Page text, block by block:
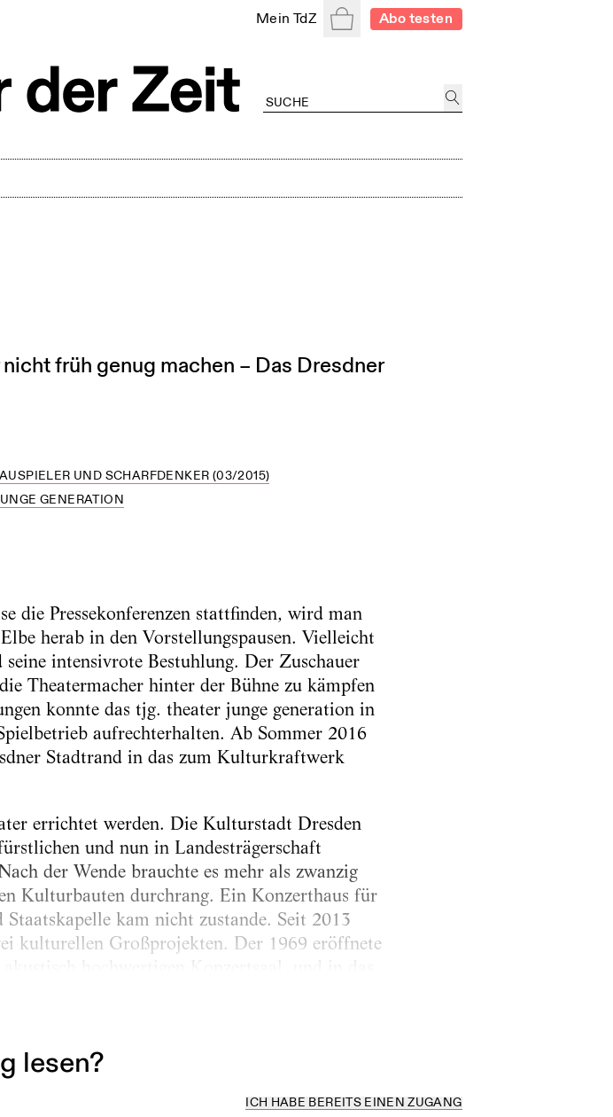
Mein TdZ WarenkorbAbo testen
früh genug machen – Das Dresdner
UND SCHARFDENKER (03/2015)
GENERATION
die Pressekonferenzen stattfinden, wird man
herab in den Vorstellungspausen. Vielleicht
intensivrote Bestuhlung. Der Zuschauer
Theatermacher hinter der Bühne zu kämpfen
konnte das tjg. theater junge generation in
aufrechterhalten. Ab Sommer 2016
Stadtrand in das zum Kulturkraftwerk
errichtet werden. Die Kulturstadt Dresden
und nun in Landesträgerschaft
der Wende brauchte es mehr als zwanzig
Kulturbauten durchrang. Ein Konzerthaus für
kam nicht zustande. Seit 2013
kulturellen Großprojekten. Der 1969 eröffnete
lesen?
ICH HABE BEREITS EINEN ZUGANG